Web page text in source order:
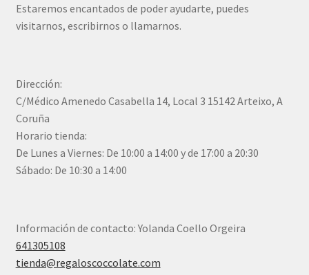
Estaremos encantados de poder ayudarte, puedes
visitarnos, escribirnos o llamarnos.
Dirección:
C/Médico Amenedo Casabella 14, Local 3 15142 Arteixo, A
Coruña
Horario tienda:
De Lunes a Viernes: De 10:00 a 14:00 y de 17:00 a 20:30
Sábado: De 10:30 a 14:00
Información de contacto: Yolanda Coello Orgeira
641305108
tienda@regaloscoccolate.com